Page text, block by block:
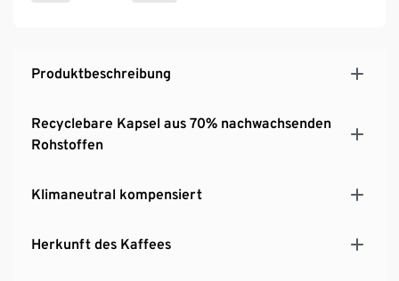
Produktbeschreibung
Recyclebare Kapsel aus 70% nachwachsenden
Rohstoffen
Klimaneutral kompensiert
Herkunft des Kaffees